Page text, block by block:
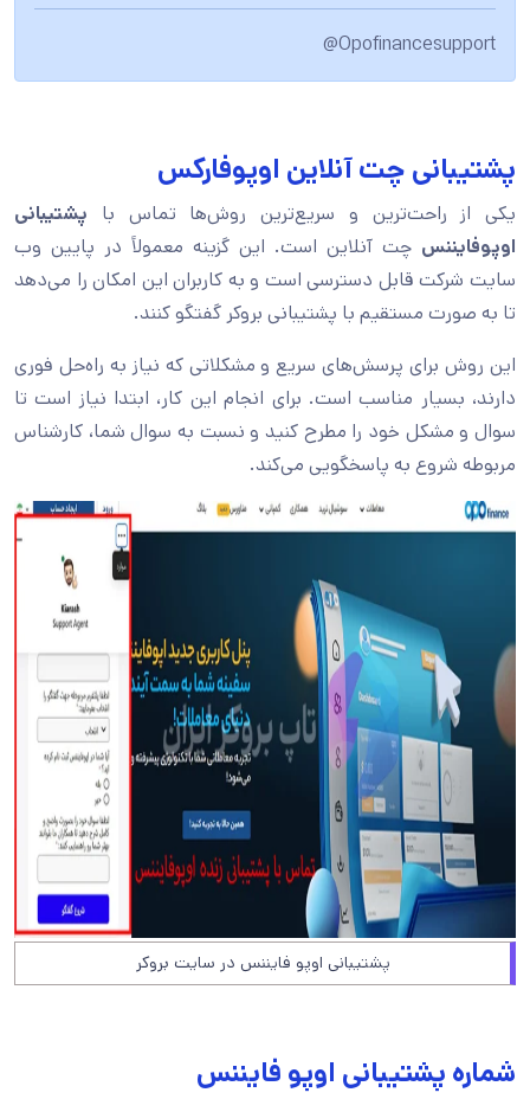
Opofinancesupport@
پشتیبانی چت آنلاین اوپوفارکس
یکی از راحت‌ترین و سریع‌ترین روش‌ها تماس با پشتیبانی
اوپوفایننس چت آنلاین است. این گزینه معمولاً در پایین وب‌
سایت شرکت قابل دسترسی است و به کاربران این امکان را می‌دهد
تا به صورت مستقیم با پشتیبانی بروکر گفتگو کنند.
این روش برای پرسش‌های سریع و مشکلاتی که نیاز به راه‌حل فوری
دارند، بسیار مناسب است. برای انجام این کار، ابتدا نیاز است تا
سوال و مشکل خود را مطرح کنید و نسبت به سوال شما، کارشناس
مربوطه شروع به پاسخگویی می‌کند.
پشتیبانی اوپو فایننس در سایت بروکر
شماره پشتیبانی اوپو فایننس